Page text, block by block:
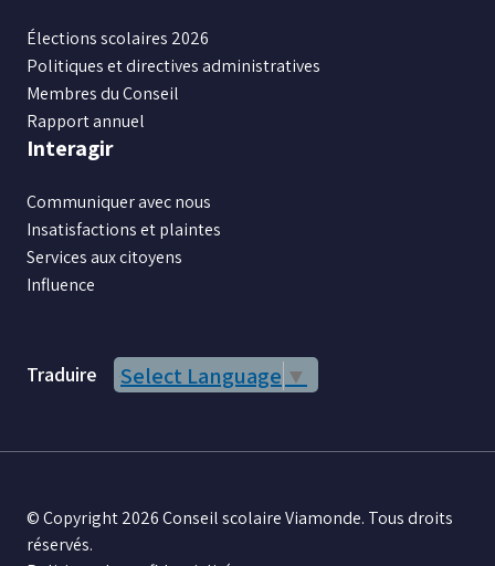
Élections scolaires 2026
Politiques et directives administratives
Membres du Conseil
Rapport annuel
Interagir
Communiquer avec nous
Insatisfactions et plaintes
Services aux citoyens
Influence
Traduire Select Language ▼
© Copyright 2026 Conseil scolaire Viamonde. Tous droits
réservés.